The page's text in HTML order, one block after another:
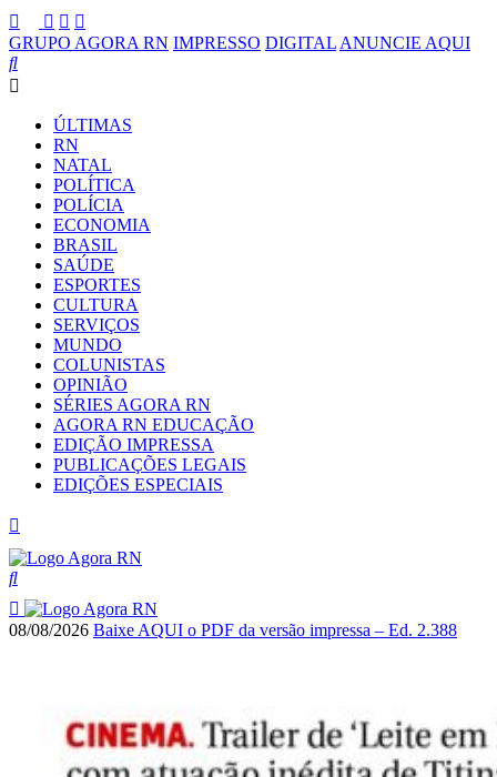
GRUPO AGORA RN IMPRESSO DIGITAL ANUNCIE AQUI
ÚLTIMAS
RN
NATAL
POLÍTICA
POLÍCIA
ECONOMIA
BRASIL
SAÚDE
ESPORTES
CULTURA
SERVIÇOS
MUNDO
COLUNISTAS
OPINIÃO
SÉRIES AGORA RN
AGORA RN EDUCAÇÃO
EDIÇÃO IMPRESSA
PUBLICAÇÕES LEGAIS
EDIÇÕES ESPECIAIS
08/08/2026 Baixe AQUI o PDF da versão impressa – Ed. 2.388